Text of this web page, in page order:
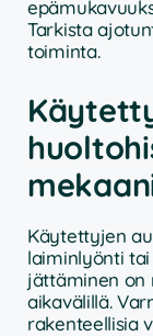
Tarkista
toiminta.
Käytettyjen
laiminlyönti
jättäminen on
aikavälillä.
rakenteellisia